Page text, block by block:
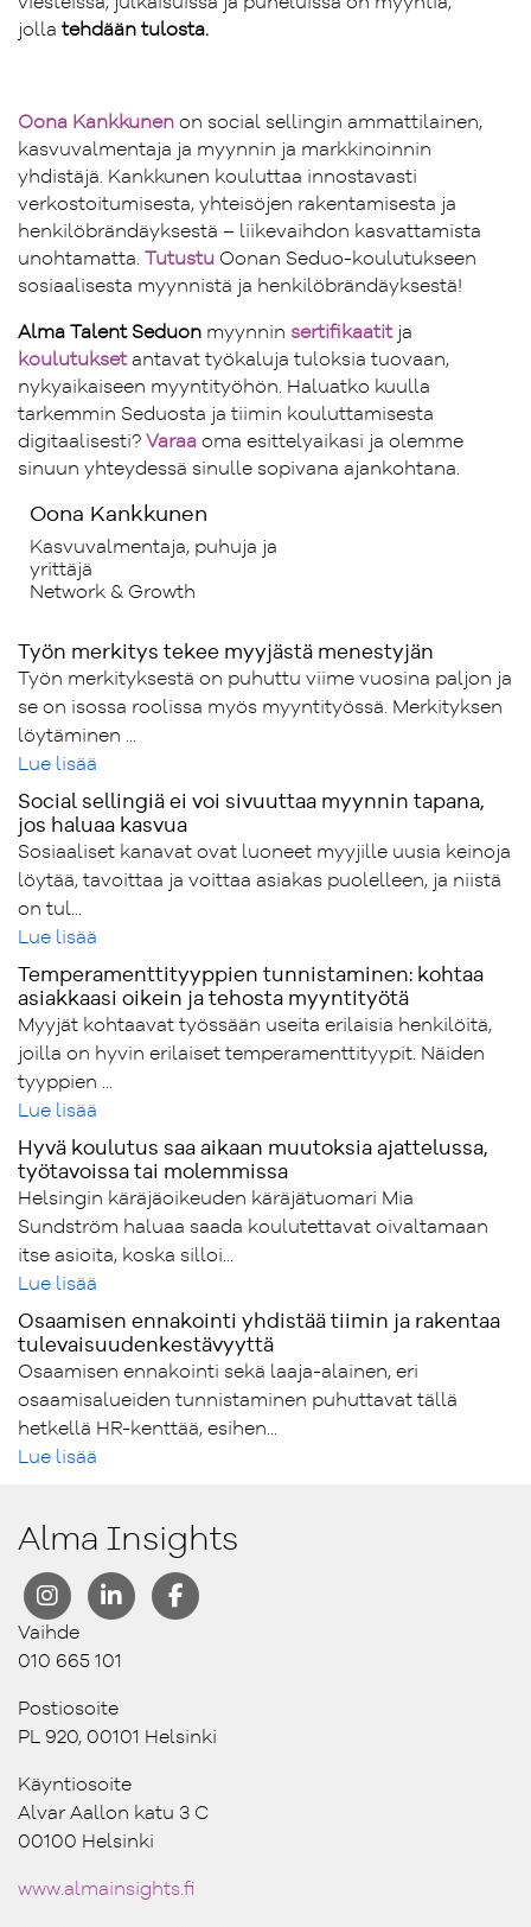
jolla tehdään tulosta.
Oona Kankkunen on social sellingin ammattilainen,
kasvuvalmentaja ja myynnin ja markkinoinnin
yhdistäjä. Kankkunen kouluttaa innostavasti
verkostoitumisesta, yhteisöjen rakentamisesta ja
henkilöbrändäyksestä – liikevaihdon kasvattamista
unohtamatta.
Tutustu Oonan Seduo-koulutukseen
sosiaalisesta myynnistä ja henkilöbrändäyksestä!
Alma Talent Seduon myynnin sertifikaatitja
koulutuksetantavat työkaluja tuloksia tuovaan,
nykyaikaiseen myyntityöhön. Haluatko kuulla
tarkemmin Seduosta ja tiimin kouluttamisesta
digitaalisesti? Varaa oma esittelyaikasi ja olemme
sinuun yhteydessä sinulle sopivana ajankohtana.
Oona Kankkunen
Kasvuvalmentaja, puhuja ja
yrittäjä
Network & Growth
Työn merkitys tekee myyjästä menestyjän
Työn merkityksestä on puhuttu viime vuosina paljon ja
se on isossa roolissa myös myyntityössä. Merkityksen
löytäminen ...
Lue lisää
Social sellingiä ei voi sivuuttaa myynnin tapana,
jos haluaa kasvua
Sosiaaliset kanavat ovat luoneet myyjille uusia keinoja
löytää, tavoittaa ja voittaa asiakas puolelleen, ja niistä
on tul...
Lue lisää
Temperamenttityyppien tunnistaminen: kohtaa
asiakkaasi oikein ja tehosta myyntityötä
Myyjät kohtaavat työssään useita erilaisia henkilöitä,
joilla on hyvin erilaiset temperamenttityypit. Näiden
tyyppien ...
Lue lisää
Hyvä koulutus saa aikaan muutoksia ajattelussa,
työtavoissa tai molemmissa
Helsingin käräjäoikeuden käräjätuomari Mia
Sundström haluaa saada koulutettavat oivaltamaan
itse asioita, koska silloi...
Lue lisää
Osaamisen ennakointi yhdistää tiimin ja rakentaa
tulevaisuudenkestävyyttä
Osaamisen ennakointi sekä laaja-alainen, eri
osaamisalueiden tunnistaminen puhuttavat tällä
hetkellä HR-kenttää, esihen...
Lue lisää
Alma Insights
Vaihde
010 665 101
Postiosoite
PL 920, 00101 Helsinki
Käyntiosoite
Alvar Aallon katu 3 C
00100 Helsinki
www.almainsights.fi